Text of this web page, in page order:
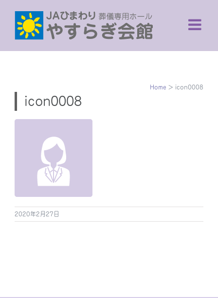
content
Home > icon0008
icon0008
2020年2月27日